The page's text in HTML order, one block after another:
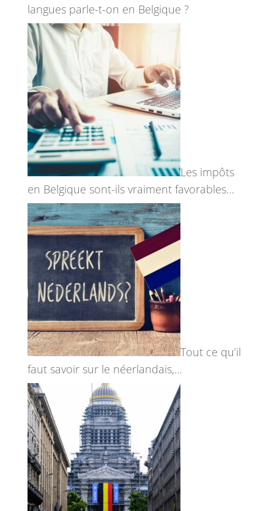
langues parle-t-on en Belgique ?
Les impôts
en Belgique sont-ils vraiment favorables…
Tout ce qu’il
faut savoir sur le néerlandais,…